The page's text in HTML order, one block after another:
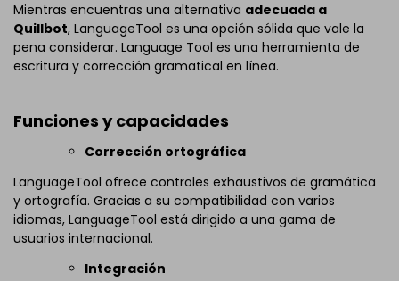
Mientras encuentras una alternativa adecuada a
Quillbot, LanguageTool es una opción sólida que vale la
pena considerar. Language Tool es una herramienta de
escritura y corrección gramatical en línea.
Funciones y capacidades
Corrección ortográfica
LanguageTool ofrece controles exhaustivos de gramática
y ortografía. Gracias a su compatibilidad con varios
idiomas, LanguageTool está dirigido a una gama de
usuarios internacional.
Integración